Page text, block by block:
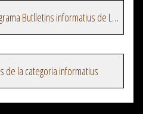
Veure més episodis del programa Butlletins informatius de La Xarxa
de la categoria informatius